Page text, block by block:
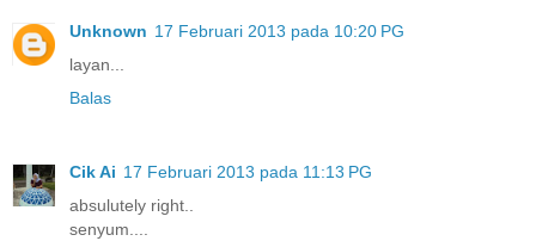
Unknown 17 Februari 2013 pada 10:20 PG
layan...
Balas
Cik Ai 17 Februari 2013 pada 11:13 PG
absulutely right..
senyum....